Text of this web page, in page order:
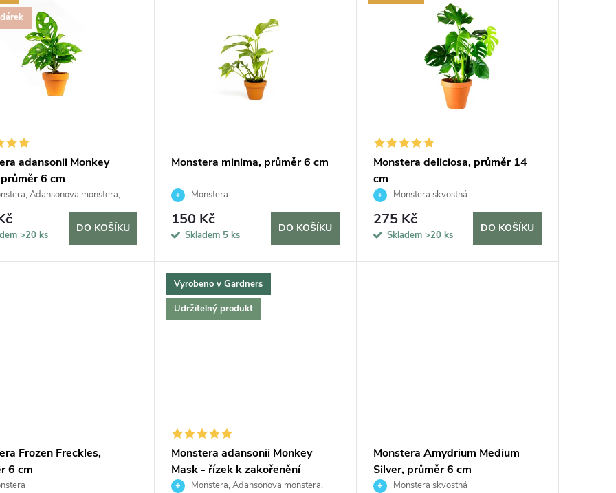
adansonii Monkey
6 cm
Adansonova monstera,
sýr
>20 ks
DO KOŠÍKU
Monstera minima, průměr 6 cm
Monstera
150 Kč
Skladem 5 ks
DO KOŠÍKU
Monstera deliciosa, průměr 14
cm
Monstera skvostná
275 Kč
Skladem >20 ks
DO KOŠÍKU
Frozen Freckles,
6 cm
Vyrobeno v Gardners
Udržitelný produkt
Monstera adansonii Monkey
Mask - řízek k zakořenění
Monstera, Adansonova monstera,
Monstera Amydrium Medium
Silver, průměr 6 cm
Monstera skvostná